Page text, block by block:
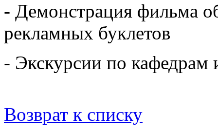
- Демонстрация фильма
рекламных буклетов
- Экскурсии по кафедрам
Возврат к списку